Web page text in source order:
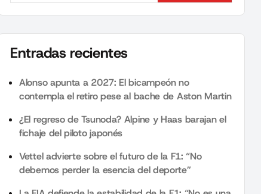
Entradas recientes
Alonso apunta a 2027: El bicampeón no
contempla el retiro pese al bache de Aston Martin
¿El regreso de Tsunoda? Alpine y Haas barajan el
fichaje del piloto japonés
Vettel advierte sobre el futuro de la F1: “No
debemos perder la esencia del deporte”